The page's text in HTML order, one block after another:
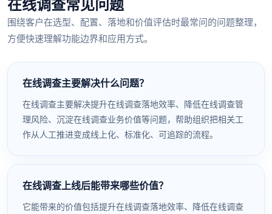
围绕客户在选型、配置、落地和价值评估时最常问的问题整理，
方便快速理解功能边界和应用方式。
在线调查主要解决什么问题？
在线调查主要解决提升在线调查落地效率、降低在线调查管
理风险、沉淀在线调查业务价值等问题，帮助组织把相关工
作从人工推进变成线上化、标准化、可追踪的流程。
在线调查上线后能带来哪些价值？
它能带来的价值包括提升在线调查落地效率、降低在线调查